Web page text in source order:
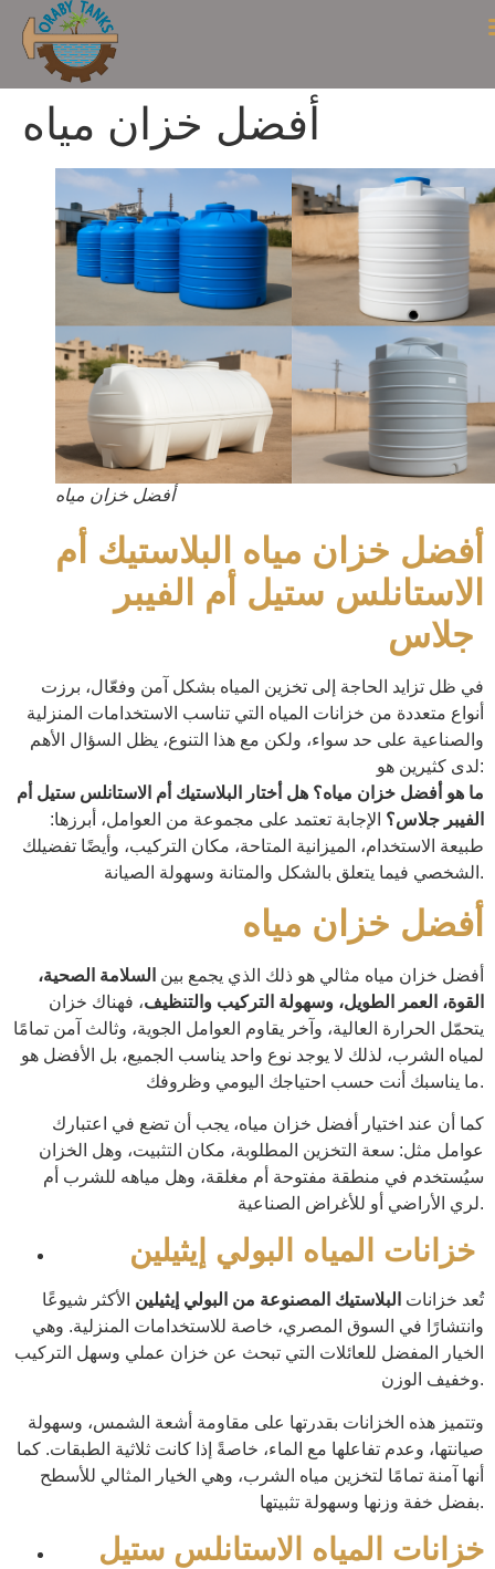
أفضل خزان مياه
أفضل خزان مياه
أفضل خزان مياه البلاستيك أم
الاستانلس ستيل أم الفيبر
في ظل تزايد الحاجة إلى تخزين المياه بشكل آمن وفعّال، برزت
أنواع متعددة من خزانات المياه التي تناسب الاستخدامات المنزلية
والصناعية على حد سواء، ولكن مع هذا التنوع، يظل السؤال الأهم
لدى كثيرين هو:
ما هو أفضل خزان مياه؟ هل أختار البلاستيك أم الاستانلس ستيل أم
الفيبر جلاس؟ الإجابة تعتمد على مجموعة من العوامل، أبرزها:
طبيعة الاستخدام، الميزانية المتاحة، مكان التركيب، وأيضًا تفضيلك
الشخصي فيما يتعلق بالشكل والمتانة وسهولة الصيانة.
أفضل خزان مياه
أفضل خزان مياه مثالي هو ذلك الذي يجمع بين السلامة الصحية،
القوة، العمر الطويل، وسهولة التركيب والتنظيف، فهناك خزان
يتحمّل الحرارة العالية، وآخر يقاوم العوامل الجوية، وثالث آمن تمامًا
لمياه الشرب، لذلك لا يوجد نوع واحد يناسب الجميع، بل الأفضل هو
ما يناسبك أنت حسب احتياجك اليومي وظروفك.
كما أن عند اختيار أفضل خزان مياه، يجب أن تضع في اعتبارك
عوامل مثل: سعة التخزين المطلوبة، مكان التثبيت، وهل الخزان
سيُستخدم في منطقة مفتوحة أم مغلقة، وهل مياهه للشرب أم
لري الأراضي أو للأغراض الصناعية.
تُعد خزانات البلاستيك المصنوعة من البولي إيثيلين الأكثر شيوعًا
وانتشارًا في السوق المصري، خاصة للاستخدامات المنزلية. وهي
الخيار المفضل للعائلات التي تبحث عن خزان عملي وسهل التركيب
وخفيف الوزن.
وتتميز هذه الخزانات بقدرتها على مقاومة أشعة الشمس، وسهولة
صيانتها، وعدم تفاعلها مع الماء، خاصةً إذا كانت ثلاثية الطبقات. كما
أنها آمنة تمامًا لتخزين مياه الشرب، وهي الخيار المثالي للأسطح
بفضل خفة وزنها وسهولة تثبيتها.
خزانات المياه الاستانلس ستيل